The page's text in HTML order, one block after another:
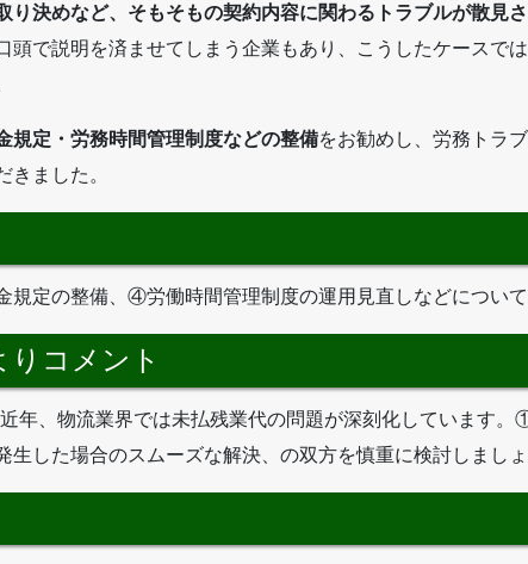
り決めなど、そもそもの契約内容に関わるトラブルが散見
頭で説明を済ませてしまう企業もあり、こうしたケースで
規定・労務時間管理制度などの整備をお勧めし、労務トラ
きました。
定の整備、④労働時間管理制度の運用見直しなどについ
りコメント
年、物流業界では未払残業代の問題が深刻化しています
した場合のスムーズな解決、の双方を慎重に検討しまし